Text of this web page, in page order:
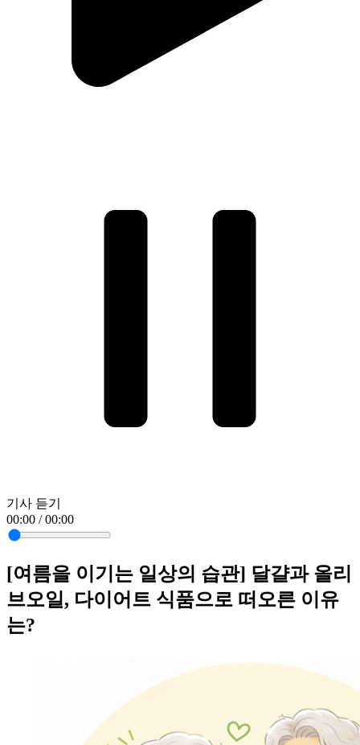
기사 듣기
00:00 / 00:00
[여름을 이기는 일상의 습관] 달걀과 올리
브오일, 다이어트 식품으로 떠오른 이유
는?